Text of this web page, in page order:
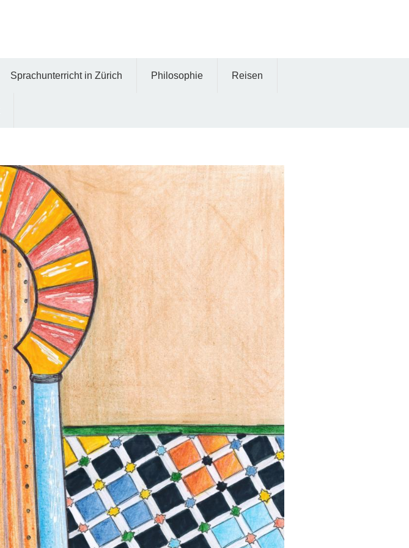
Sprachunterricht in Zürich Philosophie Reisen